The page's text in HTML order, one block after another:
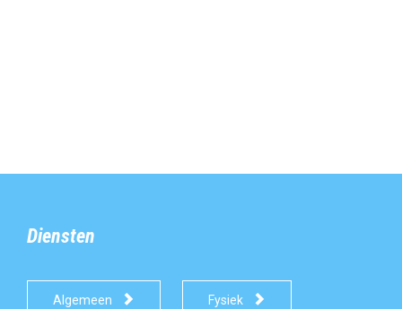
Diensten
Algemeen  Fysiek 